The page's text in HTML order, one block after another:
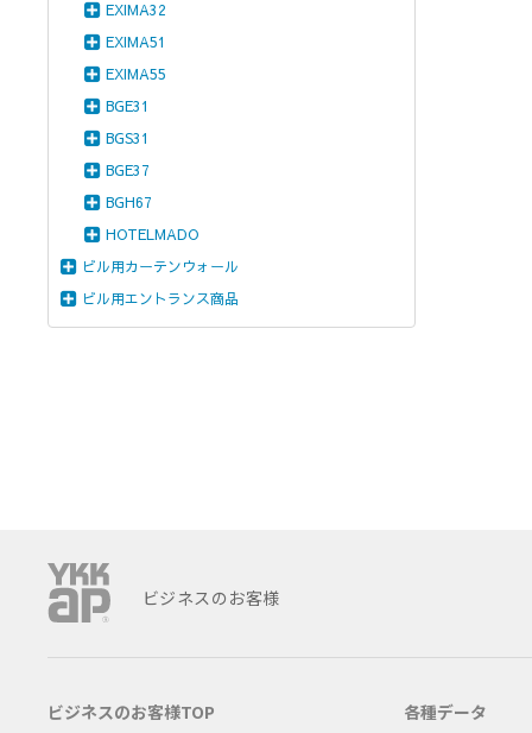
EXIMA32
EXIMA51
EXIMA55
BGE31
BGS31
BGE37
BGH67
HOTELMADO
ビル用カーテンウォール
ビル用エントランス商品
ビジネスのお客様
ビジネスのお客様TOP
各種データ